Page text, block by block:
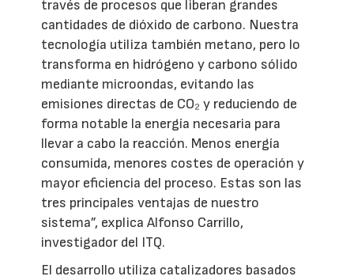
través de procesos que liberan grandes
cantidades de dióxido de carbono. Nuestra
tecnología utiliza también metano, pero lo
transforma en hidrógeno y carbono sólido
mediante microondas, evitando las
emisiones directas de CO₂ y reduciendo de
forma notable la energía necesaria para
llevar a cabo la reacción. Menos energía
consumida, menores costes de operación y
mayor eficiencia del proceso. Estas son las
tres principales ventajas de nuestro
sistema”, explica Alfonso Carrillo,
investigador del ITQ.
El desarrollo utiliza catalizadores basados